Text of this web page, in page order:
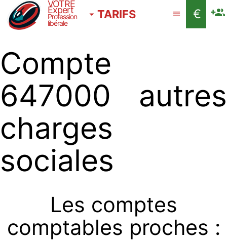
VOTRE
Expert
Profession
libérale
TARIFS €
Compte
647000 autres
charges
sociales
Les comptes
comptables proches :